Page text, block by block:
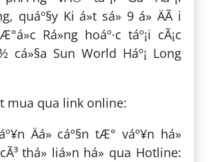
quáº§y Ki á»t sá» 9 á» ÄÃ i
Rá»ng hoáº·c táº¡i cÃ¡c
cá»§a Sun World Háº¡ Long
mua qua link online:
Äá» cáº§n tÆ° váº¥n há»
thá» liá»n há» qua Hotline: